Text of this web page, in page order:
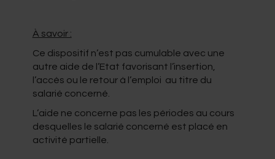
À savoir :
Ce dispositif n’est pas cumulable avec une
autre aide de l’Etat favorisant l’insertion,
l’accès ou le retour à l’emploi au titre du
salarié concerné.
L’aide ne concerne pas les périodes au cours
desquelles le salarié concerné est placé en
activité partielle.